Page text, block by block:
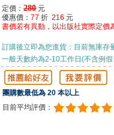
定價： 280 元
優惠價： 77 折 216 元
書價若有異動，以出版社實際定價
訂購後立即為您進貨：目前無庫存
一般天數約為2-10工作日(不含例假
團購數最低為 20 本以上
目前平均評價：